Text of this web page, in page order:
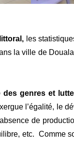
les
la ville de
des genres et
l’égalité, le
de
etc. Comme